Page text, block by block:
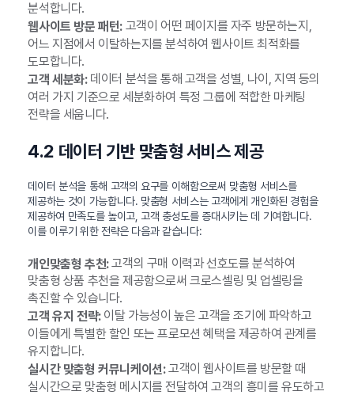
분석합니다.
웹사이트 방문 패턴:고객이 어떤 페이지를 자주 방문하는지,
어느 지점에서 이탈하는지를 분석하여 웹사이트 최적화를
도모합니다.
고객 세분화:데이터 분석을 통해 고객을 성별, 나이, 지역 등의
여러 가지 기준으로 세분화하여 특정 그룹에 적합한 마케팅
전략을 세웁니다.
4.2 데이터 기반 맞춤형 서비스 제공
데이터 분석을 통해 고객의 요구를 이해함으로써 맞춤형 서비스를
제공하는 것이 가능합니다. 맞춤형 서비스는 고객에게 개인화된 경험을
제공하여 만족도를 높이고, 고객 충성도를 증대시키는 데 기여합니다.
이를 이루기 위한 전략은 다음과 같습니다:
개인맞춤형 추천:고객의 구매 이력과 선호도를 분석하여
맞춤형 상품 추천을 제공함으로써 크로스셀링 및 업셀링을
촉진할 수 있습니다.
고객 유지 전략:이탈 가능성이 높은 고객을 조기에 파악하고
이들에게 특별한 할인 또는 프로모션 혜택을 제공하여 관계를
유지합니다.
실시간 맞춤형 커뮤니케이션:고객이 웹사이트를 방문할 때
실시간으로 맞춤형 메시지를 전달하여 고객의 흥미를 유도하고